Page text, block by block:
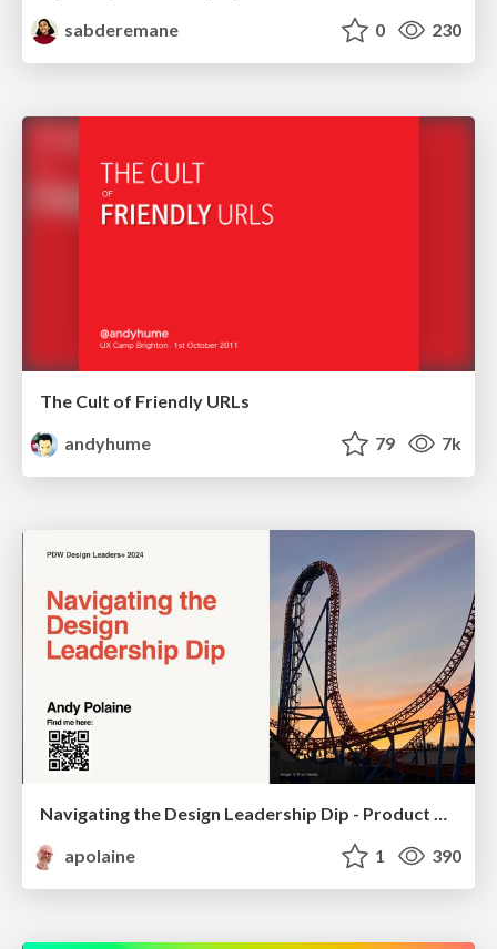
sabderemane
0 230
The Cult of Friendly URLs
andyhume
79 7k
Navigating the Design Leadership Dip - Product Design Week Design Leaders+ Conference 2024
apolaine
1 390